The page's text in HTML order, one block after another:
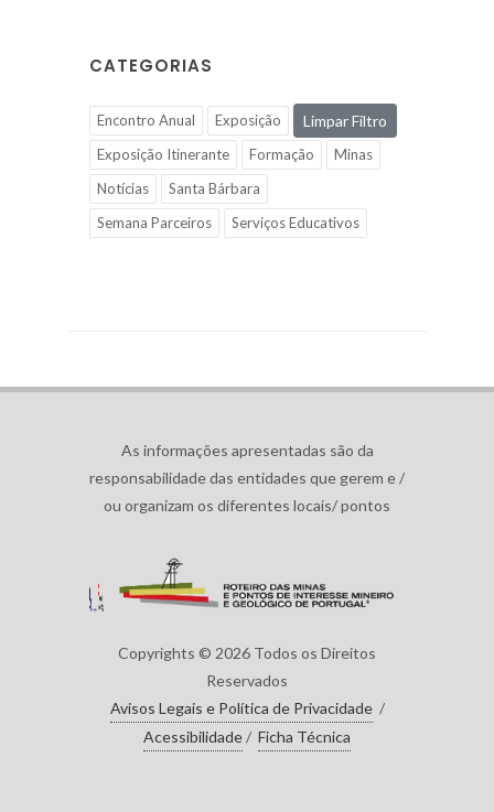
CATEGORIAS
Encontro Anual
Exposição
Exposição Itinerante
Formação
Minas
Notícias
Santa Bárbara
Semana Parceiros
Serviços Educativos
Limpar Filtro
As informações apresentadas são da
responsabilidade das entidades que gerem e /
ou organizam os diferentes locais/ pontos
Copyrights © 2026 Todos os Direitos
Reservados
Avisos Legais e Política de Privacidade /
Acessibilidade/ Ficha Técnica